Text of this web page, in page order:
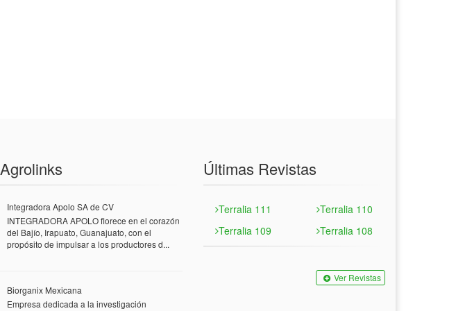
Agrolinks
Integradora Apolo SA de CV
INTEGRADORA APOLO florece en el corazón
del Bajío, Irapuato, Guanajuato, con el
propósito de impulsar a los productores d...
Biorganix Mexicana
Empresa dedicada a la investigación
Últimas Revistas
Terralia 111
Terralia 110
Terralia 109
Terralia 108
Ver Revistas